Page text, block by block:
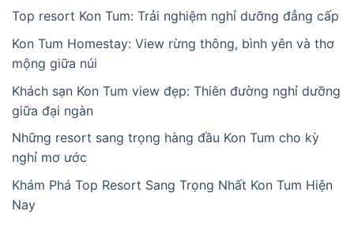
Top resort Kon Tum: Trải nghiệm nghỉ dưỡng đẳng cấp
Kon Tum Homestay: View rừng thông, bình yên và thơ
mộng giữa núi
Khách sạn Kon Tum view đẹp: Thiên đường nghỉ dưỡng
giữa đại ngàn
Những resort sang trọng hàng đầu Kon Tum cho kỳ
nghỉ mơ ước
Khám Phá Top Resort Sang Trọng Nhất Kon Tum Hiện
Nay